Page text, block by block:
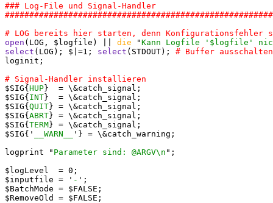
### Log-File und Signal-Handler
open (LOG, $logfile) || die "Kann Logfile '$logfile'
select (LOG); $|=1; select (STDOUT);
loginit;
$SIG{ HUP}  = \&catch_signal;
$SIG{ INT}  = \&catch_signal;
$SIG{ QUIT} = \&catch_signal;
$SIG{ ABRT} = \&catch_signal;
$SIG{ TERM} = \&catch_signal;
$SIG{'
__WARN__
'} = \&catch_warning;
logprint " Parameter sind: @ARGV\n ";
$logLevel  = 0;
$inputfile = ' - ';
$BatchMode = $FALSE;
$RemoveOld = $FALSE;